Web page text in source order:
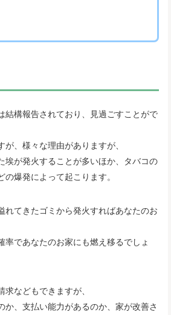
結構報告されており、見過ごすことがで
、様々な理由がありますが、
埃が発火することが多いほか、タバコの
爆発によって起こります。
れてきたゴミから発火すればあなたのお
率であなたのお家にも燃え移るでしょ
などもできますが、
か、支払い能力があるのか、家が改善さ